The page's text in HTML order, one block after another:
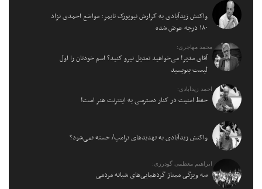
واکنش زیدآبادی به گزارش نیویورک تایمز: مواضع احمدی نژاد
۱۸۰ درجه عوض شده
محمد مهاجری:
آقای مدیر! می‌خواهید تعدیل نیرو کنید؟ اسم خودتان را اول
لیست بنویسید
احمد زیدآبادی:
حفظ امنیت در کنار دسترسی به اینترنت هنر است!
واکنش زیدآبادی به تهدیدهای ترامپ/ خسته نمی‌شود؟
ابراهیم معظمی گودرزی:
سه ویژگی ممتاز گردهمایی‌های شبانه مردمی